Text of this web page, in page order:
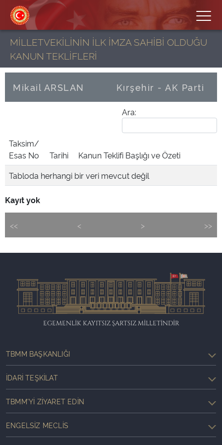
MİLLETVEKİLİNİN İLK İMZA SAHİBİ OLDUĞU
KANUN TEKLİFLERİ
Mikail ARSLAN Kırşehir - AK Parti
Ara:
Taksim/
Esas No
Tarihi
Kanun Teklifi Başlığı ve Özeti
Tabloda herhangi bir veri mevcut değil
Kayıt yok
<< < > >>
EGEMENLİK KAYITSIZ ŞARTSIZ MİLLETİNDİR
TBMM BAŞKANLIĞI
İDARI TEŞKILAT
TBMM'YI ZIYARET EDIN
ENGELSIZ MECLIS